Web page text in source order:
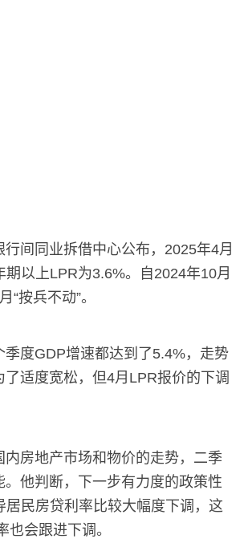
间同业拆借中心公布，2025年4月
以上LPR为3.6%。自2024年10月
按兵不动”。
度GDP增速都达到了5.4%，走势
适度宽松，但4月LPR报价的下调
房地产市场和物价的走势，二季
他判断，下一步有力度的政策性
民房贷利率比较大幅度下调，这
会跟进下调。